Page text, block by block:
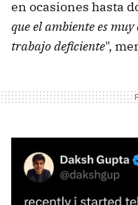
en ocasiones hasta
que el ambiente es
trabajo deficiente",